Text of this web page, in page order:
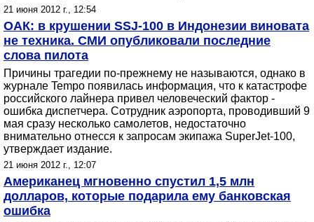
21 июня 2012 г., 12:54
ОАК: в крушении SSJ-100 в Индонезии виновата
не техника. СМИ опубликовали последние
слова пилота
Причины трагедии по-прежнему не называются, однако в
журнале Tempo появилась информация, что к катастрофе
российского лайнера привел человеческий фактор -
ошибка диспетчера. Сотрудник аэропорта, проводивший 9
мая сразу несколько самолетов, недостаточно
внимательно отнесся к запросам экипажа SuperJet-100,
утверждает издание.
21 июня 2012 г., 12:07
Американец мгновенно спустил 1,5 млн
долларов, которые подарила ему банковская
ошибка